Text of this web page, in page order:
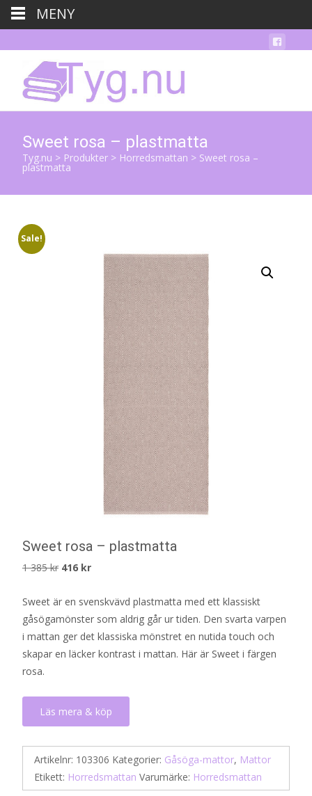
Sweet rosa – plastmatta
Tyg.nu > Produkter > Horredsmattan > Sweet rosa –
plastmatta
Sale!
Sweet rosa – plastmatta
1 385kr Det
priset
var:
1
385 kr.
416 krDet
priset
är:
416 kr.
Sweet är en svenskvävd plastmatta med ett klassiskt
gåsögamönster som aldrig går ur tiden. Den svarta varpen
i mattan ger det klassiska mönstret en nutida touch och
skapar en läcker kontrast i mattan. Här är Sweet i färgen
rosa.
Läs mera & köp
Artikelnr: 103306 Kategorier: Gåsöga-mattor, Mattor
Etikett: Horredsmattan Varumärke: Horredsmattan
MENY